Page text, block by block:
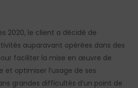
2020, le client a décidé de
auparavant opérées dans des
faciliter la mise en œuvre de
et optimiser l’usage de ses
grandes difficultés d’un point de